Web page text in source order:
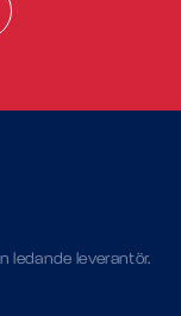
ledande leverantör.